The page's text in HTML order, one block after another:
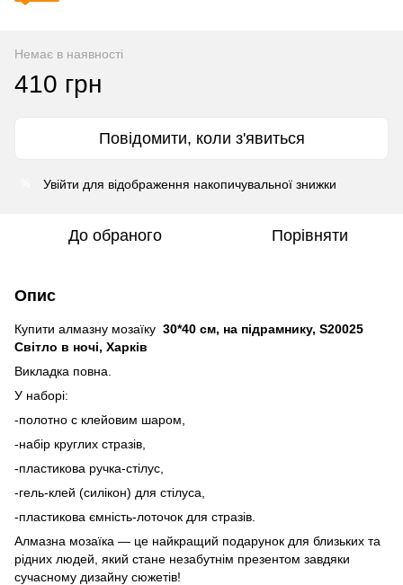
Немає в наявності
410 грн
Повідомити, коли з'явиться
Увійти для відображення накопичувальної знижки
До обраного Порівняти
Опис
Купити алмазну мозаїку 30*40 см, на підрамнику, S20025
Світло в ночі, Харків
Викладка повна.
У наборі:
-полотно с клейовим шаром,
-набір круглих стразів,
-пластикова ручка-стілус,
-гель-клей (силікон) для стілуса,
-пластикова ємність-лоточок для стразів.
Алмазна мозаїка — це найкращий подарунок для близьких та
рідних людей, який стане незабутнім презентом завдяки
сучасному дизайну сюжетів!